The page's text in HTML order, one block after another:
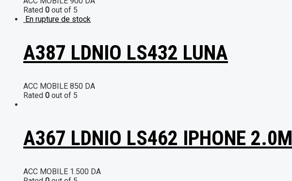
Rated 0 out of 5
En rupture de stock
A387 LDNIO LS432 LUNA
ACC MOBILE 850 DA
Rated 0 out of 5
A367 LDNIO LS462 IPHONE 2.0M
ACC MOBILE 1.500 DA